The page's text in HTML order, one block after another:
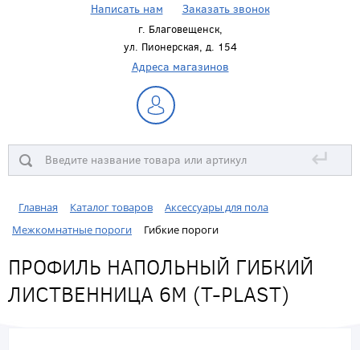
Написать нам Заказать звонок
г. Благовещенск,
ул. Пионерская, д. 154
Адреса магазинов
↵
Главная Каталог товаров
Аксессуары для пола
Межкомнатные пороги
Гибкие пороги
ПРОФИЛЬ НАПОЛЬНЫЙ ГИБКИЙ
ЛИСТВЕННИЦА 6М (T-PLAST)